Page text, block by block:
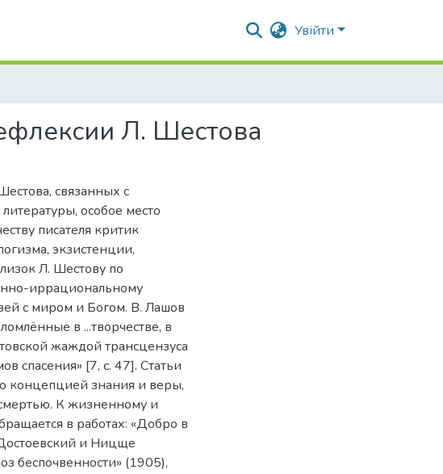
Увійти
Л. Шестова
связанных с
особое место
писателя критик
экзистенции,
Л. Шестову по
иррациональному
с миром и Богом. В. Лашов
в ...творчестве, в
жаждой трансцензуса
спасения» [7, с. 47]. Статьи
концепцией знания и веры,
К жизненному и
в работах: «Добро в
и Ницще
беспочвенности» (1905),